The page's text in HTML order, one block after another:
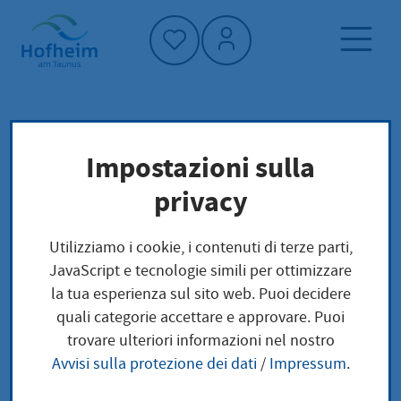
Home"
Pagina iniziale
Trova servizi
Preoccupazioni locali
Tiergehegegenehmigung
Tiergehegegenehmigu
ng
Impostazioni sulla
privacy
Utilizziamo i cookie, i contenuti di terze parti,
JavaScript e tecnologie simili per ottimizzare
la tua esperienza sul sito web. Puoi decidere
quali categorie accettare e approvare. Puoi
trovare ulteriori informazioni nel nostro
Avvisi sulla protezione dei dati/ Impressum.